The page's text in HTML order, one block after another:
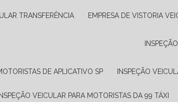
TRANSFERÊNCIA EMPRESA DE VISTORIA
DE APLICATIVO SP INSPEÇÃO
INSPEÇÃO VEICULAR PARA MOTORISTAS DA 99 TÁXI